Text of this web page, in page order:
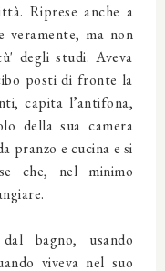
Riprese anche a
veramente, ma non
degli studi. Aveva
posti di fronte la
capita l’antifona,
della sua camera
pranzo e cucina e si
che, nel minimo
bagno, usando
viveva nel suo